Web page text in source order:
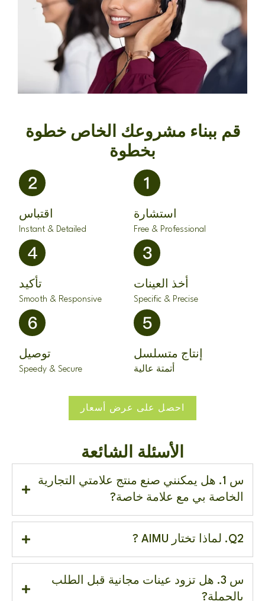
قم ببناء مشروعك الخاص خطوة
بخطوة
استشارة
Free & Professional
اقتباس
Instant & Detailed
أخذ العينات
Specific & Precise
تأكيد
Smooth & Responsive
إنتاج متسلسل
أتمتة عالية
توصيل
Speedy & Secure
احصل على عرض أسعار
الأسئلة الشائعة
س 1. هل يمكنني صنع منتج علامتي التجارية
الخاصة بي مع علامة خاصة?
Q2. لماذا تختار AIMU ?
س 3. هل تزود عينات مجانية قبل الطلب
بالجملة?